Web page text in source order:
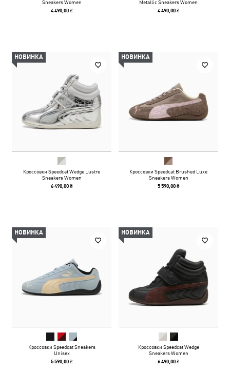
Sneakers Women
4 490,00 ₴
Metallic Sneakers Women
4 490,00 ₴
НОВИНКА
Кроссовки Speedcat Wedge Lustre
Sneakers Women
6 490,00 ₴
НОВИНКА
Кроссовки Speedcat Brushed Luxe
Sneakers Women
5 590,00 ₴
НОВИНКА
Кроссовки Speedcat Sneakers
Unisex
5 590,00 ₴
НОВИНКА
Кроссовки Speedcat Wedge
Sneakers Women
6 490,00 ₴